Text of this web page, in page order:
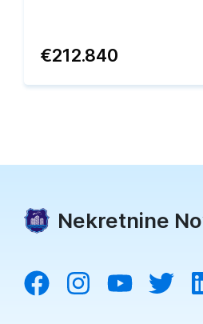
€212.840
Nekretnine